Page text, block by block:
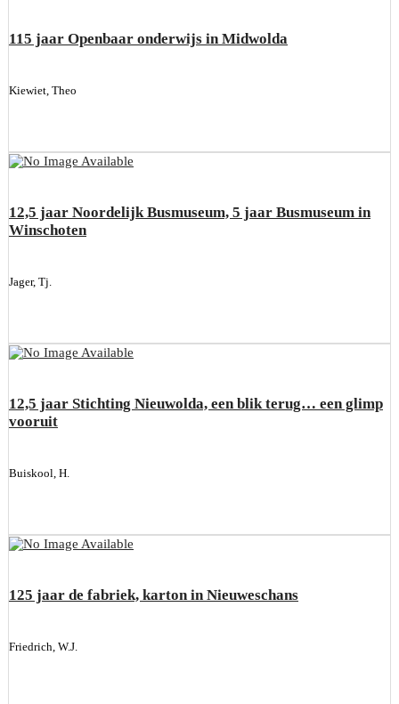
115 jaar Openbaar onderwijs in Midwolda
Kiewiet, Theo
12,5 jaar Noordelijk Busmuseum, 5 jaar Busmuseum in
Winschoten
Jager, Tj.
12,5 jaar Stichting Nieuwolda, een blik terug… een glimp
vooruit
Buiskool, H.
125 jaar de fabriek, karton in Nieuweschans
Friedrich, W.J.